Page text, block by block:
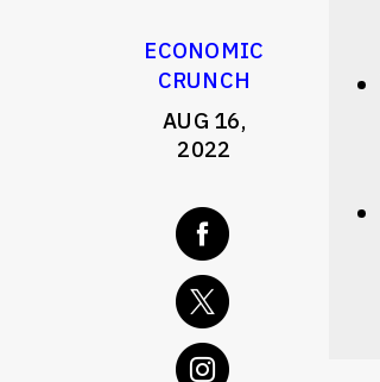
ECONOMIC
CRUNCH
AUG 16,
2022